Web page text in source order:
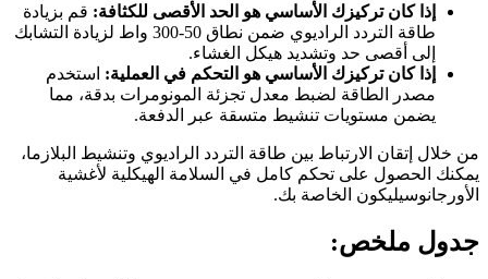
إذا كان تركيزك الأساسي هو الحد الأقصى للكثافة: قم بزيادة
طاقة التردد الراديوي ضمن نطاق 50-300 واط لزيادة التشابك
إلى أقصى حد وتشديد هيكل الغشاء.
إذا كان تركيزك الأساسي هو التحكم في العملية: استخدم
مصدر الطاقة لضبط معدل تجزئة المونومرات بدقة، مما
يضمن مستويات تنشيط متسقة عبر الدفعة.
من خلال إتقان الارتباط بين طاقة التردد الراديوي وتنشيط البلازما،
يمكنك الحصول على تحكم كامل في السلامة الهيكلية لأغشية
الأورجانوسيليكون الخاصة بك.
جدول ملخص: